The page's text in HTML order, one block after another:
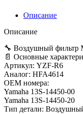
HFA4614
Описание
Описание
🔧 Воздушный фильтр
📄 Основные
Артикул: YZF-R6
Аналог: HFA4614
OEM номера:
Yamaha 13S-14450-00
Yamaha 13S-14450-20
Тип детали: